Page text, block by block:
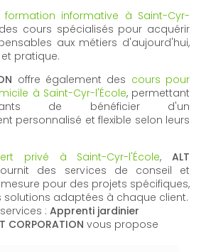
informative à Saint-Cyr-
cours spécialisés pour acquérir
aux métiers d'aujourd'hui,
pratique.
offre également des cours pour
à Saint-Cyr-l'École, permettant
de bénéficier d'un
personnalisé et flexible selon leurs
privé à Saint-Cyr-l'École,ALT
des services de conseil et
pour des projets spécifiques,
adaptées à chaque client.
: Apprenti jardinier
CORPORATION vous propose